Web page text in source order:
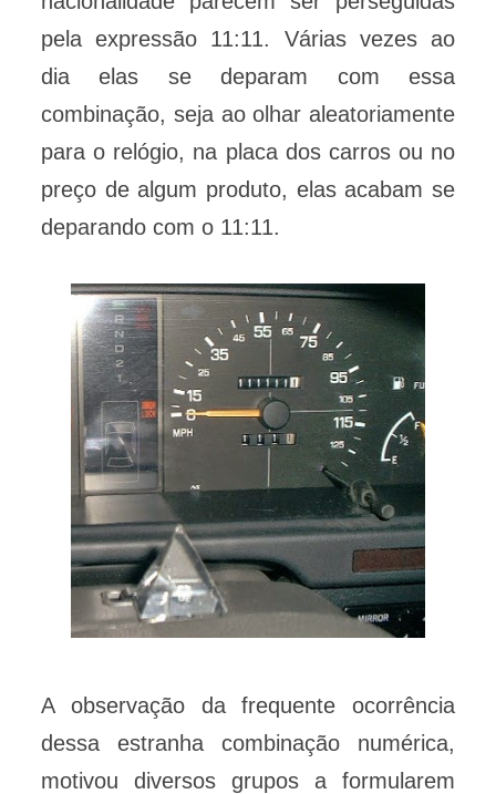
pela expressão 11:11. Várias vezes ao
dia elas se deparam com essa
combinação, seja ao olhar aleatoriamente
para o relógio, na placa dos carros ou no
preço de algum produto, elas acabam se
deparando com o 11:11.
A observação da frequente ocorrência
dessa estranha combinação numérica,
motivou diversos grupos a formularem